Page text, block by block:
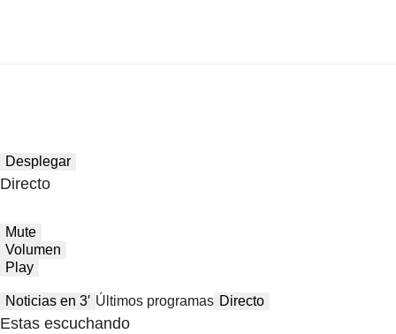
Desplegar
Directo
Mute
Volumen
Play
Noticias en 3′ Últimos programas Directo
Estas escuchando